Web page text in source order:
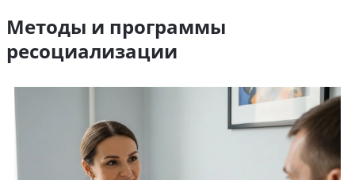
Методы и программы
ресоциализации